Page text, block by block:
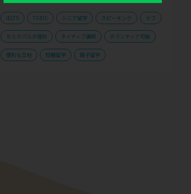
IELTS TOEIC シニア留学 スピーキング セブ
セミスパルタ規則 ネイティブ講師 ボランティア可能
便利な立地 短期留学 親子留学